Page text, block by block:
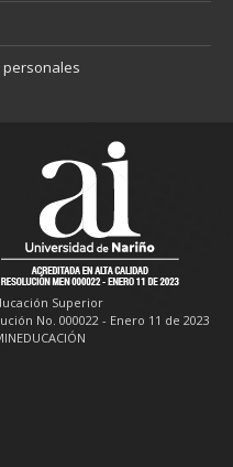
personales
Superior
No. 000022 - Enero 11 de 2023